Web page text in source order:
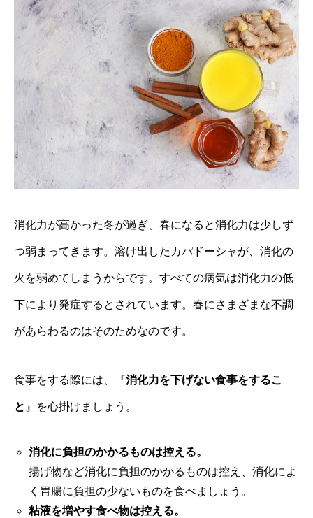
消化力が高かった冬が過ぎ、春になると消化力は少しず
つ弱まってきます。溶け出したカパドーシャが、消化の
火を弱めてしまうからです。すべての病気は消化力の低
下により発症するとされています。春にさまざまな不調
があらわるのはそのためなのです。
食事をする際には、『消化力を下げない食事をするこ
と 』を心掛けましょう。
消化に負担のかかるものは控える。
揚げ物など消化に負担のかかるものは控え、消化によ
く胃腸に負担の少ないものを食べましょう。
粘液を増やす食べ物は控える。